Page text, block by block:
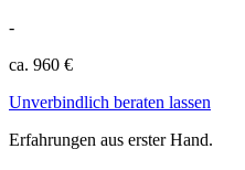
-
ca. 960 €
Unverbindlich beraten lassen
Erfahrungen aus erster Hand.